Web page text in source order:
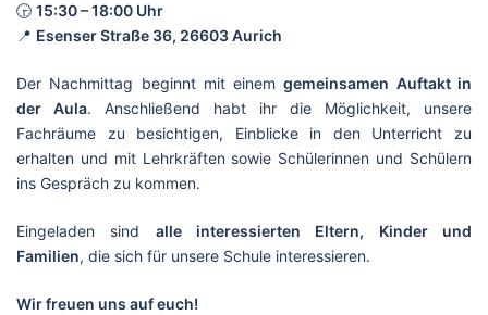
🕞 15:30 – 18:00 Uhr
📍 Esenser Straße 36, 26603 Aurich
Der Nachmittag beginnt mit einemgemeinsamen Auftakt in
der Aula. Anschließend habt ihr die Möglichkeit, unsere
Fachräume zu besichtigen, Einblicke in den Unterricht zu
erhalten und mit Lehrkräften sowie Schülerinnen und Schülern
ins Gespräch zu kommen.
Eingeladen sind alle interessierten Eltern, Kinder und
Familien, die sich für unsere Schule interessieren.
Wir freuen uns auf euch!